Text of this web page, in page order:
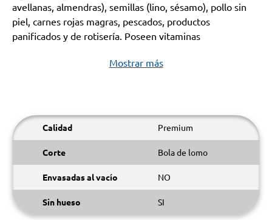
avellanas, almendras), semillas (lino, sésamo), pollo sin
piel, carnes rojas magras, pescados, productos
panificados y de rotisería. Poseen vitaminas
Mostrar más
Calidad Premium
Corte Bola de lomo
Envasadas al vacío NO
Sin hueso SI